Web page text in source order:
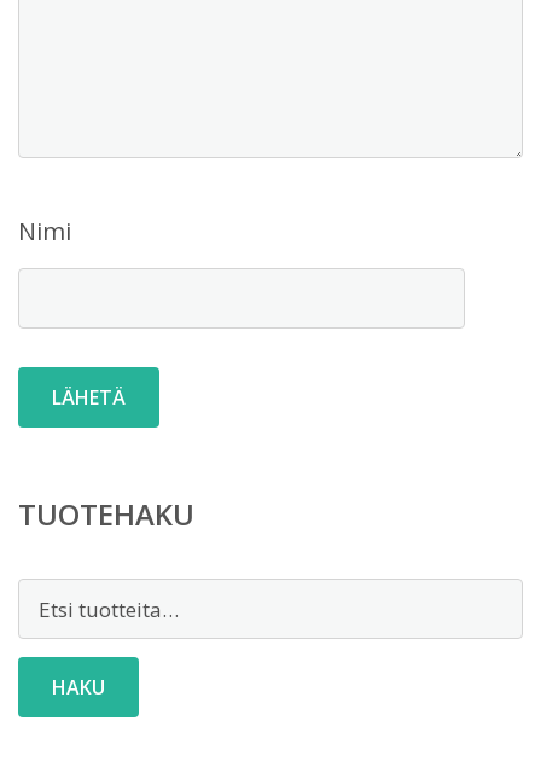
Nimi
TUOTEHAKU
HAKU